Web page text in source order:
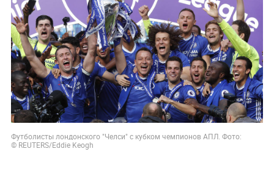
Футболисты лондонского "Челси" с кубком чемпионов АПЛ. Фото:
© REUTERS/Eddie Keogh